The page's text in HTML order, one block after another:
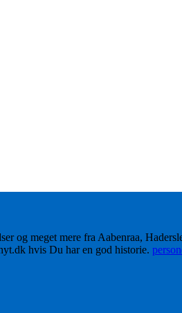
og meget mere fra Aabenraa,
hvis Du har en god historie.